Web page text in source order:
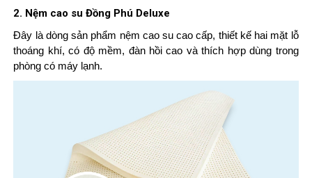
2. Nệm cao su Đồng Phú Deluxe
Đây là dòng sản phẩm nệm cao su cao cấp, thiết kế hai mặt lỗ
thoáng khí, có độ mềm, đàn hồi cao và thích hợp dùng trong
phòng có máy lạnh.